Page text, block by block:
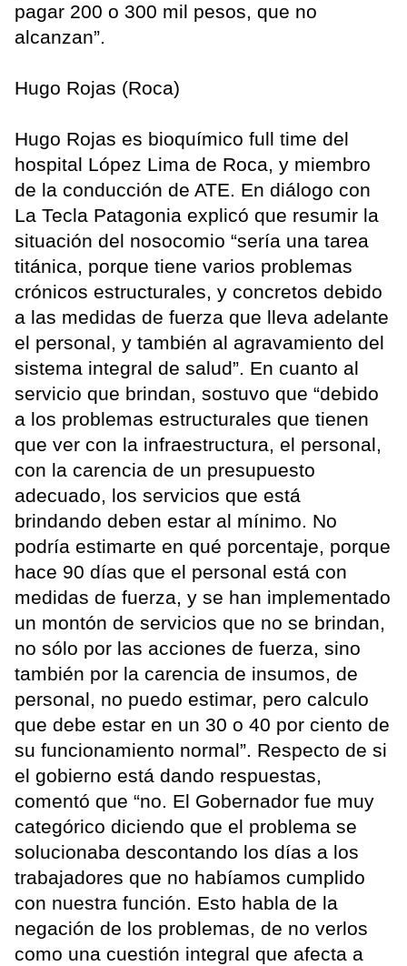
pagar 200 o 300 mil pesos, que no
alcanzan”.
Hugo Rojas (Roca)
Hugo Rojas es bioquímico full time del
hospital López Lima de Roca, y miembro
de la conducción de ATE. En diálogo con
La Tecla Patagonia explicó que resumir la
situación del nosocomio “sería una tarea
titánica, porque tiene varios problemas
crónicos estructurales, y concretos debido
a las medidas de fuerza que lleva adelante
el personal, y también al agravamiento del
sistema integral de salud”. En cuanto al
servicio que brindan, sostuvo que “debido
a los problemas estructurales que tienen
que ver con la infraestructura, el personal,
con la carencia de un presupuesto
adecuado, los servicios que está
brindando deben estar al mínimo. No
podría estimarte en qué porcentaje, porque
hace 90 días que el personal está con
medidas de fuerza, y se han implementado
un montón de servicios que no se brindan,
no sólo por las acciones de fuerza, sino
también por la carencia de insumos, de
personal, no puedo estimar, pero calculo
que debe estar en un 30 o 40 por ciento de
su funcionamiento normal”. Respecto de si
el gobierno está dando respuestas,
comentó que “no. El Gobernador fue muy
categórico diciendo que el problema se
solucionaba descontando los días a los
trabajadores que no habíamos cumplido
con nuestra función. Esto habla de la
negación de los problemas, de no verlos
como una cuestión integral que afecta a